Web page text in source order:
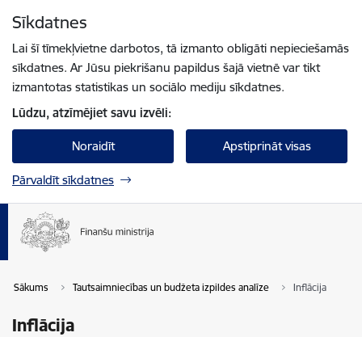
Sīkdatnes
Lai šī tīmekļvietne darbotos, tā izmanto obligāti nepieciešamās
sīkdatnes. Ar Jūsu piekrišanu papildus šajā vietnē var tikt
izmantotas statistikas un sociālo mediju sīkdatnes.
Lūdzu, atzīmējiet savu izvēli:
Noraidīt Apstiprināt visas
Pārvaldīt sīkdatnes
Sākums Tautsaimniecības un budžeta izpildes analīze Inflācija
Inflācija